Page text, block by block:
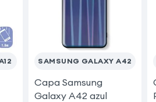
SAMSUNG GALAXY A42
Capa Samsung
Galaxy A42 azul